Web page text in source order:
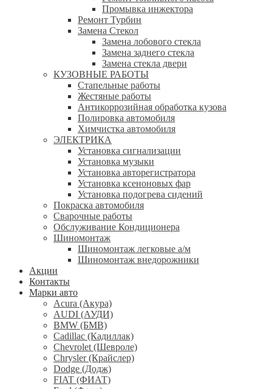
Промывка инжектора
Ремонт Турбин
Замена Стекол
Замена лобового стекла
Замена заднего стекла
Замена стекла двери
КУЗОВНЫЕ РАБОТЫ
Стапельные работы
Жестяные работы
Антикоррозийная обработка кузова
Полировка автомобиля
Химчистка автомобиля
ЭЛЕКТРИКА
Установка сигнализации
Установка музыки
Установка авторегистратора
Установка ксеноновых фар
Установка подогрева сидений
Покраска автомобиля
Сварочные работы
Обслуживание Кондиционера
Шиномонтаж
Шиномонтаж легковые а/м
Шиномонтаж внедорожники
Акции
Контакты
Марки авто
Acura (Акура)
AUDI (АУДИ)
BMW (БМВ)
Cadillac (Кадиллак)
Chevrolet (Шевроле)
Chrysler (Крайслер)
Dodge (Додж)
FIAT (ФИАТ)